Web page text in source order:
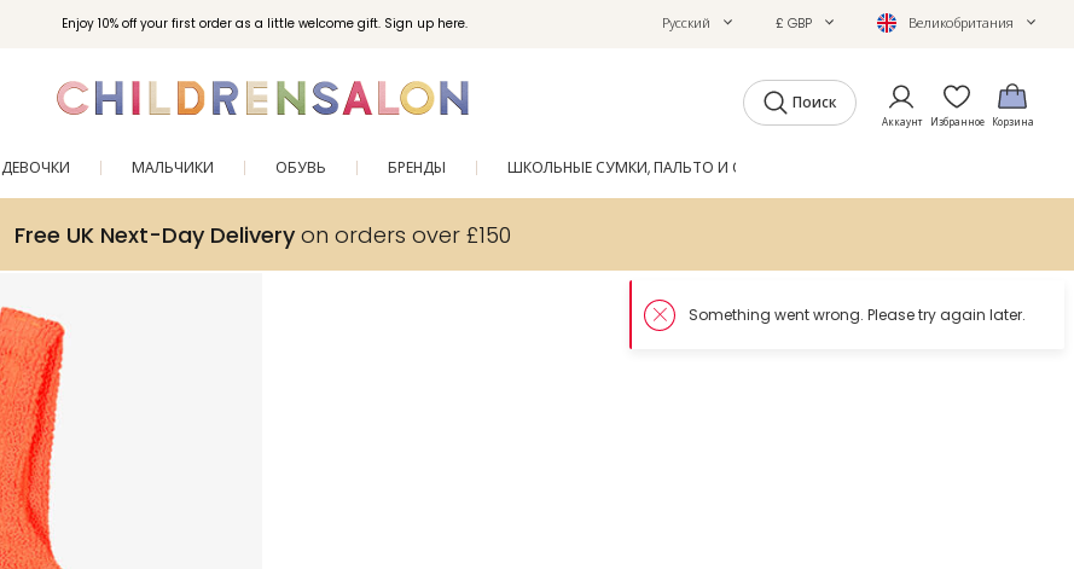
Enjoy 10% off your first order as a little welcome gift. Sign up here. Русский £ GBP Великобритания
Поиск
Аккаунт Избранное Корзина
ДЕВОЧКИ МАЛЬЧИКИ ОБУВЬ БРЕНДЫ ШКОЛЬНЫЕ СУМКИ, ПАЛЬТО И ОБУВЬ
Free UK Next-Day Deliveryon orders over £150